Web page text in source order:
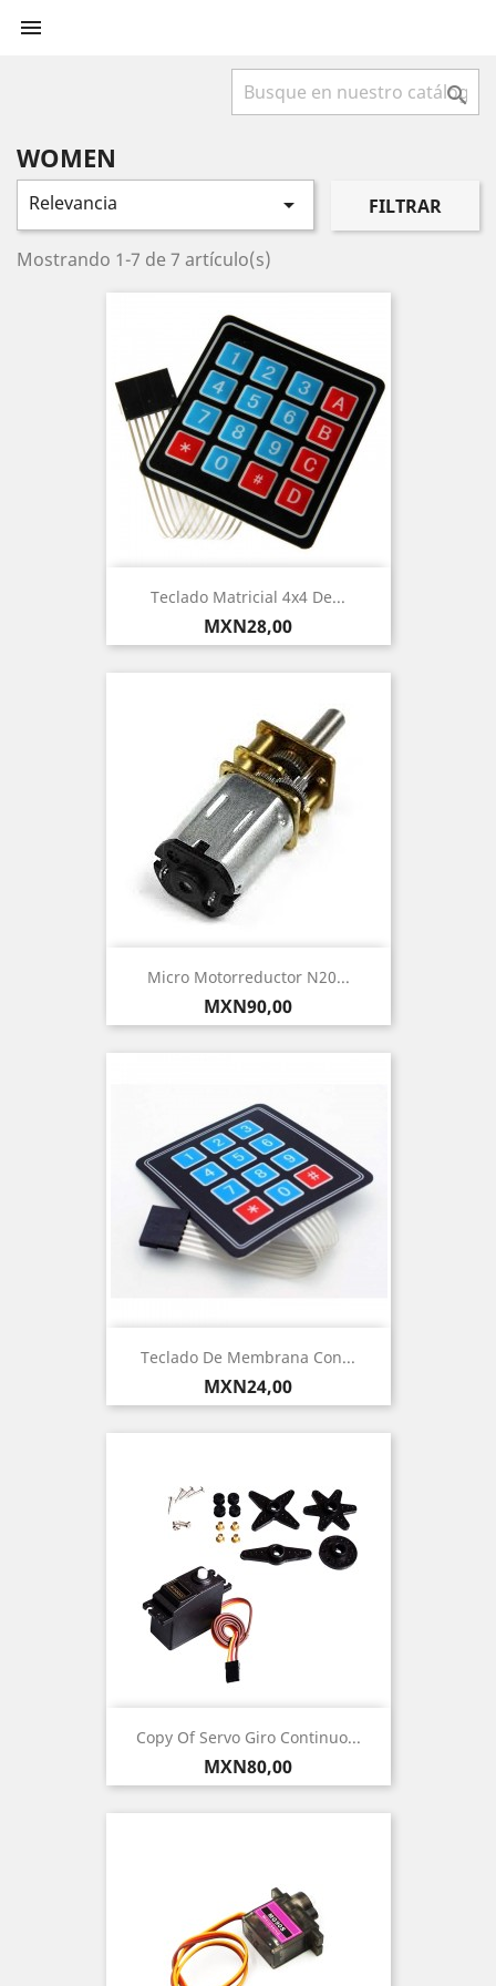


WOMEN
Relevancia  FILTRAR
Mostrando 1-7 de 7 artículo(s)
Teclado Matricial 4x4 De...
Precio
MXN28,00
Micro Motorreductor N20...
Precio
MXN90,00
Teclado De Membrana Con...
Precio
MXN24,00
Copy Of Servo Giro Continuo...
Precio
MXN80,00